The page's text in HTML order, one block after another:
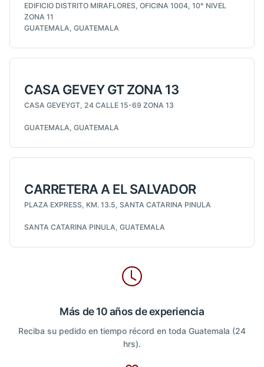
EDIFICIO DISTRITO MIRAFLORES, OFICINA 1004, 10° NIVEL
ZONA 11
GUATEMALA, GUATEMALA
CASA GEVEY GT ZONA 13
CASA GEVEYGT, 24 CALLE 15-69 ZONA 13
GUATEMALA, GUATEMALA
CARRETERA A EL SALVADOR
PLAZA EXPRESS, KM. 13.5, SANTA CATARINA PINULA
SANTA CATARINA PINULA, GUATEMALA
Más de 10 años de experiencia
Reciba su pedido en tiempo récord en toda Guatemala (24
hrs).